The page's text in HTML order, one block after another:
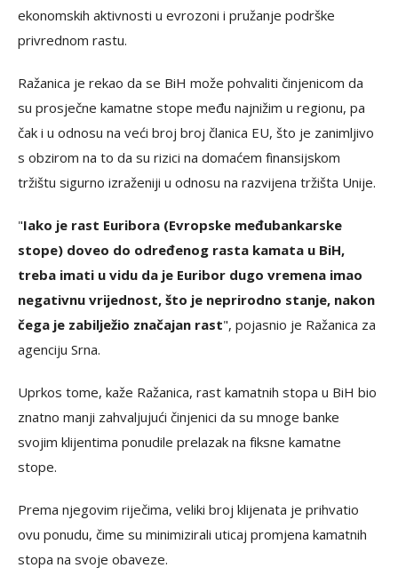
ekonomskih aktivnosti u evrozoni i pružanje podrške
privrednom rastu.
Ražanica je rekao da se BiH može pohvaliti činjenicom da
su prosječne kamatne stope među najnižim u regionu, pa
čak i u odnosu na veći broj broj članica EU, što je zanimljivo
s obzirom na to da su rizici na domaćem finansijskom
tržištu sigurno izraženiji u odnosu na razvijena tržišta Unije.
"Iako je rast Euribora (Evropske međubankarske
stope) doveo do određenog rasta kamata u BiH,
treba imati u vidu da je Euribor dugo vremena imao
negativnu vrijednost, što je neprirodno stanje, nakon
čega je zabilježio značajan rast", pojasnio je Ražanica za
agenciju Srna.
Uprkos tome, kaže Ražanica, rast kamatnih stopa u BiH bio
znatno manji zahvaljujući činjenici da su mnoge banke
svojim klijentima ponudile prelazak na fiksne kamatne
stope.
Prema njegovim riječima, veliki broj klijenata je prihvatio
ovu ponudu, čime su minimizirali uticaj promjena kamatnih
stopa na svoje obaveze.